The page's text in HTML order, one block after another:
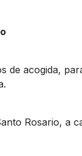
de acogida,
Rosario, a